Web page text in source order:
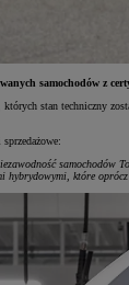
samochodów z
stan techniczny
hybrydowymi, które